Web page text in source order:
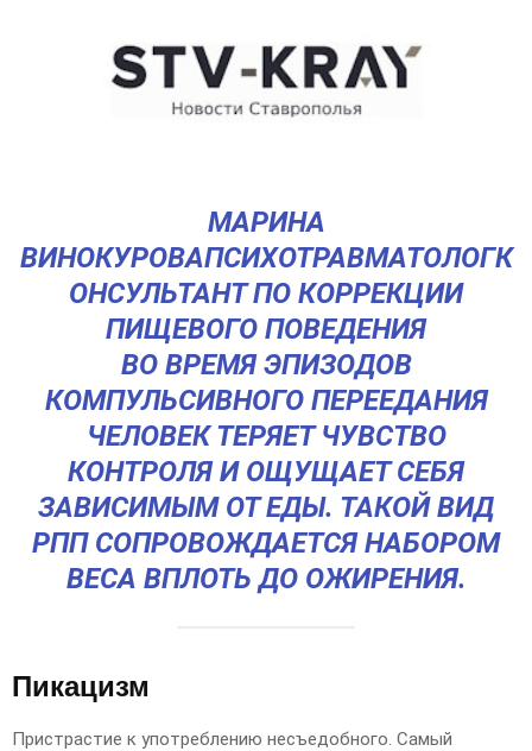
МАРИНА
ВИНОКУРОВАПСИХОТРАВМАТОЛОГК
ОНСУЛЬТАНТ ПО КОРРЕКЦИИ
ПИЩЕВОГО ПОВЕДЕНИЯ
ВО ВРЕМЯ ЭПИЗОДОВ
КОМПУЛЬСИВНОГО ПЕРЕЕДАНИЯ
ЧЕЛОВЕК ТЕРЯЕТ ЧУВСТВО
КОНТРОЛЯ И ОЩУЩАЕТ СЕБЯ
ЗАВИСИМЫМ ОТ ЕДЫ. ТАКОЙ ВИД
РПП СОПРОВОЖДАЕТСЯ НАБОРОМ
ВЕСА ВПЛОТЬ ДО ОЖИРЕНИЯ.
Пикацизм
Пристрастие к употреблению несъедобного. Самый